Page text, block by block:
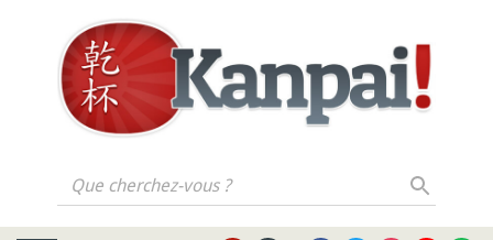
Que cherchez-vous ?